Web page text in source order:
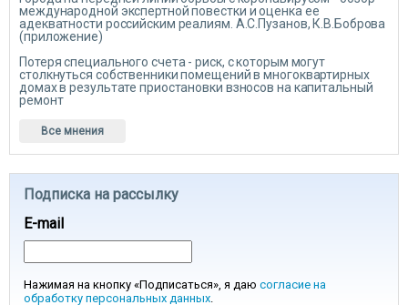
международной экспертной повестки и оценка ее
адекватности российским реалиям. А.С.Пузанов, К.В.Боброва
(приложение)
Потеря специального счета - риск, с которым могут
столкнуться собственники помещений в многоквартирных
домах в результате приостановки взносов на капитальный
ремонт
Все мнения
Подписка на рассылку
E-mail
Нажимая на кнопку «Подписаться», я даю согласие на
обработку персональных данных.